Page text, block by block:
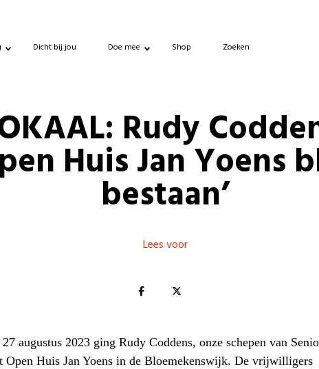
Dicht bij jou Doe mee Shop Zoeken
Rudy
Huis Jan Yoens
bestaan’
Lees voor
augustus 2023 ging Rudy Coddens, onze schepen van
Open Huis Jan Yoens in de Bloemekenswijk. De vrijwilligers